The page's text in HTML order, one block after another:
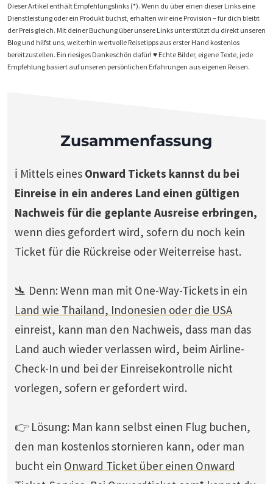
Dieser Artikel enthält Empfehlungslinks (*). Wenn du über einen dieser Links eine
Dienstleistung oder ein Produkt buchst, erhalten wir eine Provision – für dich bleibt
der Preis gleich. Mit deiner Buchung über unsere Links unterstützt du direkt unseren
Blog und hilfst uns, weiterhin wertvolle Reisetipps aus erster Hand kostenlos
bereitzustellen. Ein riesiges Dankeschön dafür! ♥️ Echte Bilder, eigene Texte, jede
Empfehlung basiert auf unseren persönlichen Erfahrungen aus eigenen Reisen.
Zusammenfassung
ℹ️ Mittels eines Onward Tickets kannst du bei
Einreise in ein anderes Land einen gültigen
Nachweis für die geplante Ausreise erbringen,
wenn dies gefordert wird, sofern du noch kein
Ticket für die Rückreise oder Weiterreise hast.
🛬 Denn: Wenn man mit One-Way-Tickets in ein
Land wie Thailand, Indonesien oder die USA
einreist, kann man den Nachweis, dass man das
Land auch wieder verlassen wird, beim Airline-
Check-In und bei der Einreisekontrolle nicht
vorlegen, sofern er gefordert wird.
👉 Lösung: Man kann selbst einen Flug buchen,
den man kostenlos stornieren kann, oder man
bucht ein Onward Ticket über einen Onward